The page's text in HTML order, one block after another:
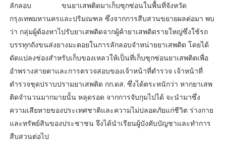
ลักลอบ ขนยาเสพติดมาเก็บซุกซ่อนในพื้นที่จังหวัด
กรุงเทพมหานครและปริมณฑล ซึ่งจากการสืบสวนขยายผลต่อมา พบ
ว่า กลุ่มผู้ต้องหาไปรับยาเสพติดจากผู้ค้ายาเสพติดรายใหญ่ซึ่งใช้รถ
บรรทุกถังขนส่งยางมะตอยในการลักลอบจำหน่ายยาเสพติด โดยได้
ดัดแปลงช่องสำหรับเก็บของเหลวให้เป็นที่เก็บซุกซ่อนยาเสพติดเพื่อ
อำพรางสายตาและการตรวจสอบของเจ้าหน้าที่ตำรวจ เจ้าหน้าที่
ตำรวจชุดปราบปรามยาเสพติด กก.ดส. ซึ่งได้ตระหนักว่า หากยาเสพ
ติดจำนวนมากมายนั้น หลุดรอด จากการจับกุมไปได้ จะนำมาซึ่ง
ความเสียหายของประเทศชาติและความไม่ปลอดภัยแก่ชีวิต ร่างกาย
และทรัพย์สินของประชาชน จึงได้นำเรียนผู้บังคับบัญชาและทำการ
สืบสวนต่อไป